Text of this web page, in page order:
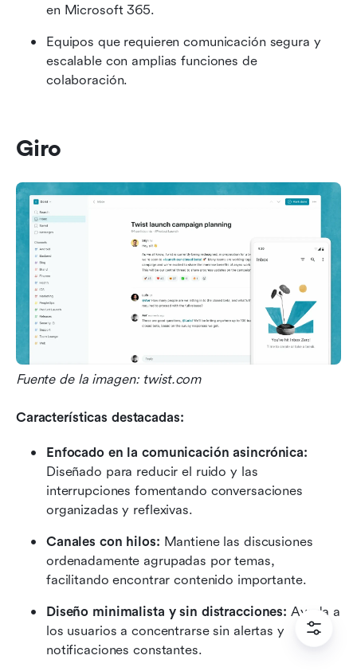
en Microsoft 365.
Equipos que requieren comunicación segura y
escalable con amplias funciones de
colaboración.
Giro
Fuente de la imagen: twist.com
Características destacadas:
Enfocado en la comunicación asincrónica:
Diseñado para reducir el ruido y las
interrupciones fomentando conversaciones
organizadas y reflexivas.
Canales con hilos: Mantiene las discusiones
ordenadamente agrupadas por temas,
facilitando encontrar contenido importante.
Diseño minimalista y sin distracciones: Ayuda a
los usuarios a concentrarse sin alertas y
notificaciones constantes.